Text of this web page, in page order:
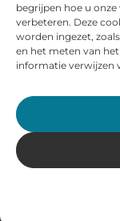
begrijpen hoe u
verbeteren. Deze
worden ingezet,
en het meten van
informatie verwijzen
Veilig en
maat
Waarom
een website